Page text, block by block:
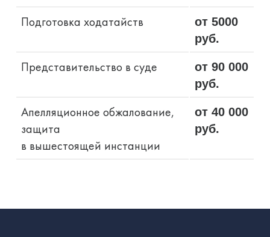
Подготовка ходатайств
от 5000
руб.
Представительство в суде
от 90 000
руб.
Апелляционное обжалование,
защита
в вышестоящей инстанции
от 40 000
руб.